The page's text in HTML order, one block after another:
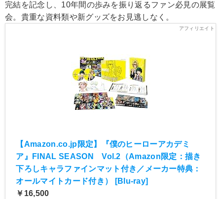
完結を記念し、10年間の歩みを振り返るファン必見の展覧
会。貴重な資料類や新グッズをお見逃しなく。
【Amazon.co.jp限定】『僕のヒーローアカデミ
ア』FINAL SEASON Vol.2（Amazon限定：描き
下ろしキャラファインマット付き／メーカー特典：
オールマイトカード付き） [Blu-ray]
￥16,500